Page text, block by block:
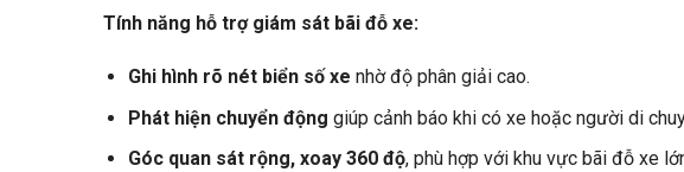
Tính năng hỗ trợ giám sát bãi đỗ xe:
Ghi hình rõ nét biển số xe nhờ độ phân giải cao.
Phát hiện chuyển động giúp cảnh báo khi có xe hoặc người di
Góc quan sát rộng, xoay 360 độ, phù hợp với khu vực bãi đỗ xe